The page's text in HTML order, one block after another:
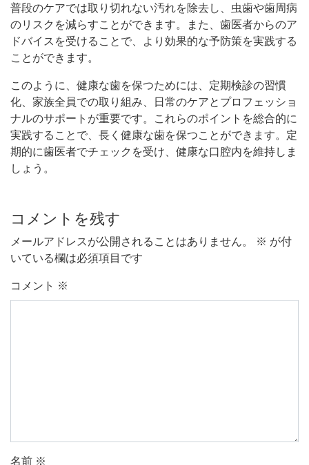
普段のケアでは取り切れない汚れを除去し、虫歯や歯周病
のリスクを減らすことができます。また、歯医者からのア
ドバイスを受けることで、より効果的な予防策を実践する
ことができます。
このように、健康な歯を保つためには、定期検診の習慣
化、家族全員での取り組み、日常のケアとプロフェッショ
ナルのサポートが重要です。これらのポイントを総合的に
実践することで、長く健康な歯を保つことができます。定
期的に歯医者でチェックを受け、健康な口腔内を維持しま
しょう。
コメントを残す
メールアドレスが公開されることはありません。 ※ が付
いている欄は必須項目です
コメント ※
名前 ※